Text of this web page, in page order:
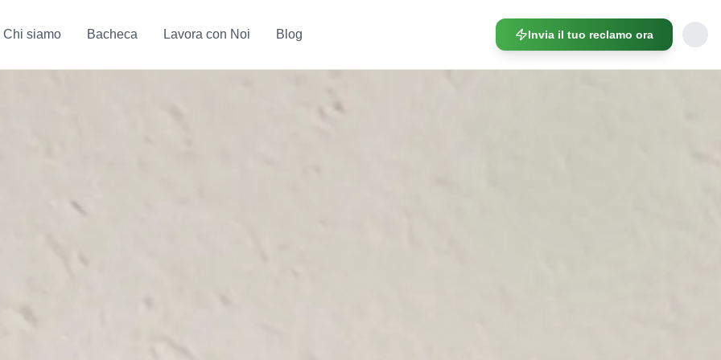
Chi siamo Bacheca Lavora con Noi Blog Invia il tuo reclamo ora